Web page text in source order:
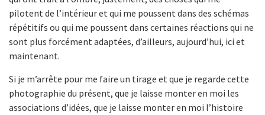
pilotent de l’intérieur et qui me poussent dans des schémas
répétitifs ou qui me poussent dans certaines réactions qui ne
sont plus forcément adaptées, d’ailleurs, aujourd’hui, ici et
maintenant.
Si je m’arrête pour me faire un tirage et que je regarde cette
photographie du présent, que je laisse monter en moi les
associations d’idées, que je laisse monter en moi l’histoire